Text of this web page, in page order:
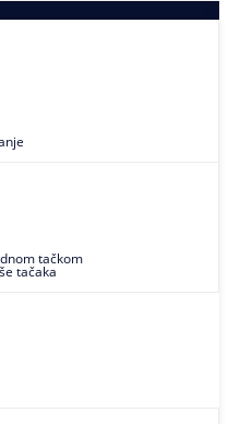
tačkom
tačaka